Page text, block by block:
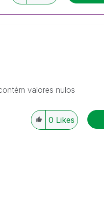
valores nulos
0 Likes